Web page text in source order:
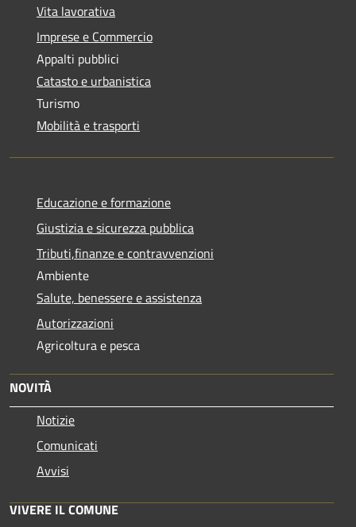
Vita lavorativa
Imprese e Commercio
Appalti pubblici
Catasto e urbanistica
Turismo
Mobilità e trasporti
Educazione e formazione
Giustizia e sicurezza pubblica
Tributi,finanze e contravvenzioni
Ambiente
Salute, benessere e assistenza
Autorizzazioni
Agricoltura e pesca
NOVITÀ
Notizie
Comunicati
Avvisi
VIVERE IL COMUNE